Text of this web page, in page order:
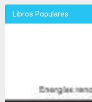
Libros Populares